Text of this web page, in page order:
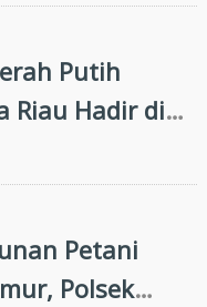
Putih
Riau Hadir di
Layanan
Petani
Polsek